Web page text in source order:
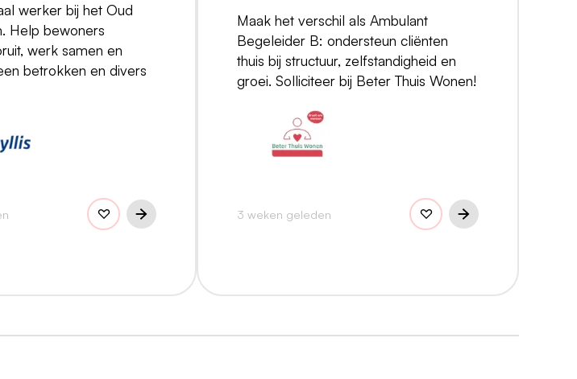
werker bij het Oud
Help bewoners
werk samen en
betrokken en divers
Maak het verschil als Ambulant
Begeleider B: ondersteun cliënten
thuis bij structuur, zelfstandigheid en
groei. Solliciteer bij Beter Thuis Wonen!
3 weken geleden